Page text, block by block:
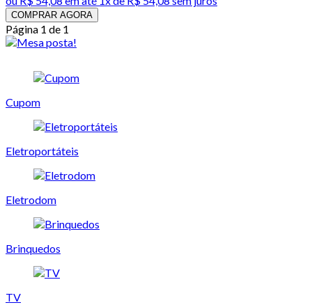
COMPRAR AGORA
Página 1 de 1
Cupom
Eletroportáteis
Eletrodom
Brinquedos
TV